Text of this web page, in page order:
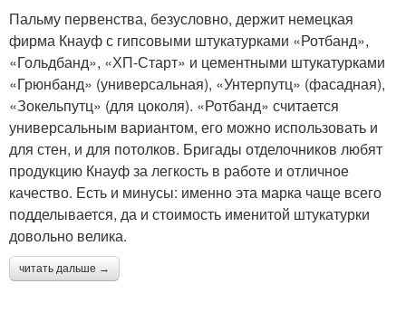
Пальму первенства, безусловно, держит немецкая
фирма Кнауф с гипсовыми штукатурками «Ротбанд»,
«Гольдбанд», «ХП-Старт» и цементными штукатурками
«Грюнбанд» (универсальная), «Унтерпутц» (фасадная),
«Зокельпутц» (для цоколя). «Ротбанд» считается
универсальным вариантом, его можно использовать и
для стен, и для потолков. Бригады отделочников любят
продукцию Кнауф за легкость в работе и отличное
качество. Есть и минусы: именно эта марка чаще всего
подделывается, да и стоимость именитой штукатурки
довольно велика.
читать дальше →